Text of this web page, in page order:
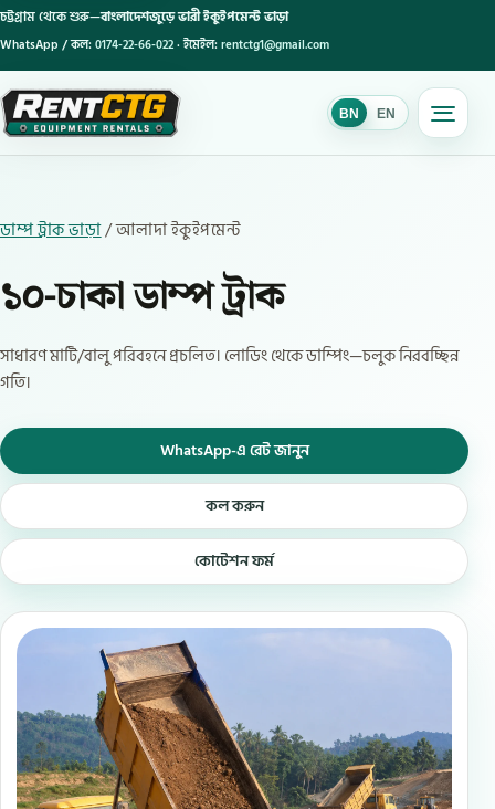
চট্টগ্রাম থেকে শুরু—বাংলাদেশজুড়ে ভারী ইকুইপমেন্ট ভাড়া
WhatsApp / কল:0174-22-66-022· ইমেইল:rentctg1@gmail.com
BN EN
BN
ডাম্প ট্রাক ভাড়া/ আলাদা ইকুইপমেন্ট
১০-চাকা ডাম্প ট্রাক
সাধারণ মাটি/বালু পরিবহনে প্রচলিত। লোডিং থেকে ডাম্পিং—চলুক নিরবচ্ছিন্ন
গতি।
WhatsApp-এ রেট জানুন
কল করুন
কোটেশন ফর্ম